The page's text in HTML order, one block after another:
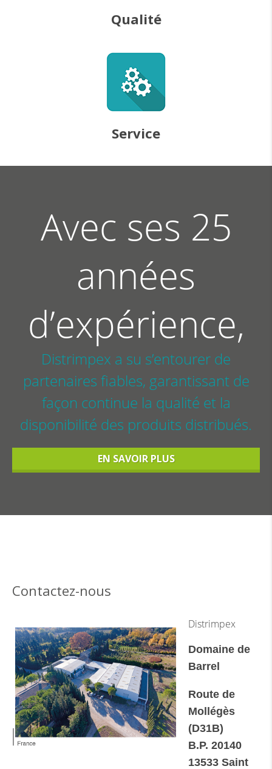
Qualité
Service
Avec ses 25
années
d’expérience,
Distrimpex a su s’entourer de
partenaires fiables, garantissant de
façon continue la qualité et la
disponibilité des produits distribués.
EN SAVOIR PLUS
Contactez-nous
Distrimpex
Domaine de
Barrel
Route de
Mollégès
(D31B)
B.P. 20140
13533 Saint